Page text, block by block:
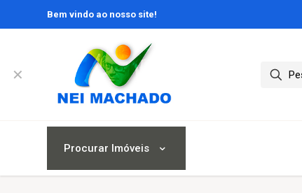
Bem vindo ao nosso site!
✕
Procurar Imóveis